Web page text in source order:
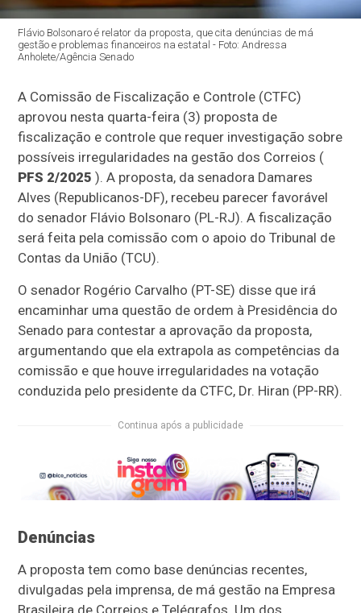
Flávio Bolsonaro é relator da proposta, que cita denúncias de má
gestão e problemas financeiros na estatal - Foto: Andressa
Anholete/Agência Senado
A Comissão de Fiscalização e Controle (CTFC)
aprovou nesta quarta-feira (3) proposta de
fiscalização e controle que requer investigação sobre
possíveis irregularidades na gestão dos Correios (
PFS 2/2025 ). A proposta, da senadora Damares
Alves (Republicanos-DF), recebeu parecer favorável
do senador Flávio Bolsonaro (PL-RJ). A fiscalização
será feita pela comissão com o apoio do Tribunal de
Contas da União (TCU).
O senador Rogério Carvalho (PT-SE) disse que irá
encaminhar uma questão de ordem à Presidência do
Senado para contestar a aprovação da proposta,
argumentando que ela extrapola as competências da
comissão e que houve irregularidades na votação
conduzida pelo presidente da CTFC, Dr. Hiran (PP-RR).
Continua após a publicidade
Denúncias
A proposta tem como base denúncias recentes,
divulgadas pela imprensa, de má gestão na Empresa